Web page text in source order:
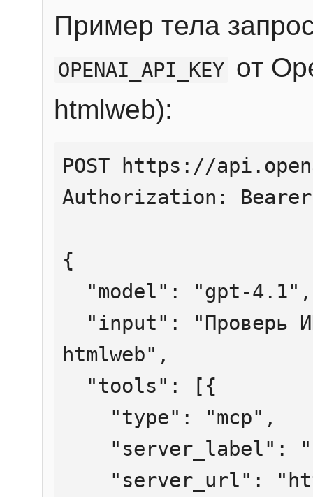
Пример тела
OPENAI_API_KEY от
htmlweb):
POST https://
Authorization:
{
htmlweb",